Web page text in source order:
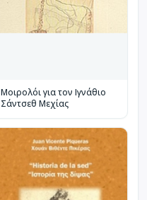
Μοιρολόι για τον Ιγνάθιο
Σάντσεθ Μεχίας